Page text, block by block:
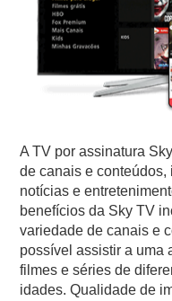
A TV por assinatura
de canais e
notícias e
benefícios da Sky TV
variedade de canais e
possível assistir a uma
filmes e séries de
idades. Qualidade de